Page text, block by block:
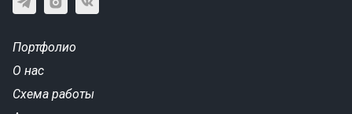
Портфолио
О нас
Схема работы